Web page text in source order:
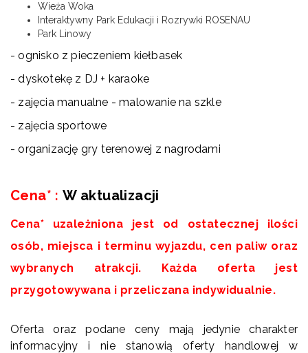
Wieża Woka
Interaktywny Park Edukacji i Rozrywki ROSENAU
Park Linowy
- ognisko z pieczeniem kiełbasek
- dyskotekę z DJ + karaoke
- zajęcia manualne - malowanie na szkle
- zajęcia sportowe
- organizację gry terenowej z nagrodami
Cena* :W aktualizacji
Cena* uzależniona jest od ostatecznej ilości
osób, miejsca i terminu wyjazdu, cen paliw oraz
wybranych atrakcji. Każda oferta jest
przygotowywana i przeliczana indywidualnie.
Oferta oraz podane ceny mają jedynie charakter
informacyjny i nie stanowią oferty handlowej w